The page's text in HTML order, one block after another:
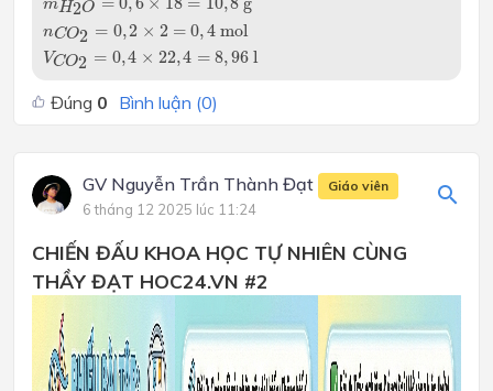
mH2O
nCO2 = 0,2 × 2 = 0,4 mol
n CO2 ,2 ×2= 0 mol
VCO2 = 0,4 × 22,4 = 8,96 l
VCO 0,4 × 22,4=8 96
Đúng 0 Bình luận (0)
GV Nguyễn Trần Thành Đạt Giáo viên
6 tháng 12 2025 lúc 11:24
CHIẾN ĐẤU KHOA HỌC TỰ NHIÊN CÙNG
THẦY ĐẠT HOC24.VN #2